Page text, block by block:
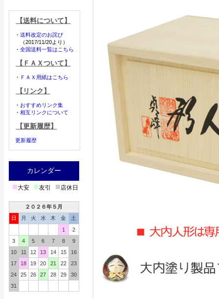
【送料について】
・ 送料改定のお詫び
（2017/11/20より）
・ 全国送料一覧はこちら
【ＦＡＸついて】
・ ＦＡＸ用紙はこちら
【リンク】
・ おすすめリンク集
・ 相互リンクについて
【更新履歴】
更新履歴
カレンダー
■大安 ■友引 ■店休日
２０２６年５月
日
月 火 水 木 金
土
1
2
3
4 5 6 7 8
9
10
11 12 13 14 15
16
17
18 19 20 21 22
23
24
25 26 27 28 29
30
31